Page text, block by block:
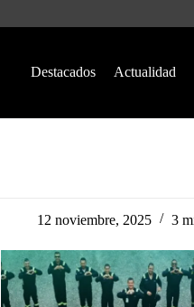
Destacados Actualidad
12 noviembre, 2025 3